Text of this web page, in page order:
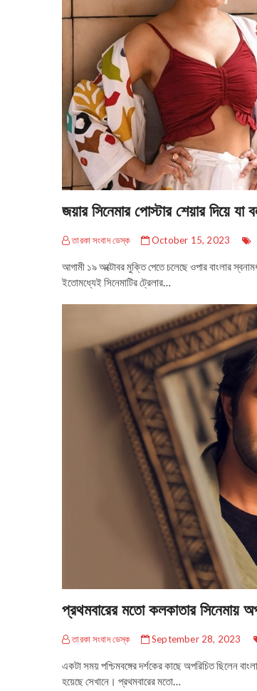
জয়ার সিনেমার পোস্টার শেয়ার দিয়ে
তারকা সংবাদ ডেস্ক October 15, 2023
আগামী ১৯ অক্টোবর মুক্তি পেতে চলেছে ওপার বাংলার
ইতোমধ্যেই সিনেমাটির ট্রেলার…
প্রথমবারের মতো কলকাতার সিনেমায়
তারকা সংবাদ ডেস্ক September 28, 2023
একটা সময় পশ্চিমবঙ্গের দর্শকের কাছে অপরিচিত ছিলেন
হয়েছে সেখানে। প্রথমবারের মতো…